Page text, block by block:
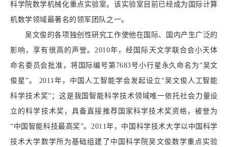
科学院数学机械化重点实验室。该实验室目前已经成为国际计算
机数学领域最著名的领军团队之一。
吴文俊的各项独创性研究工作使他在国际、国内产生广泛的
影响，享有很高的声誉。2010年，经国际天文学联合会小天体
命名委员会批准，将国际编号第7683号小行星永久命名为“吴文
俊星”。
2011年，中国人工智能学会发起设立“吴文俊人工智能
科学技术奖”；这是我国智能科学技术领域唯一依托社会力量设
立的科学技术奖，具备直接推荐国家科学技术奖资格，被誉为
“中国智能科技最高奖”。2011年，中国科学技术大学以中国科学
技术大学数学所为基础组建了中国科学院吴文俊数学重点实验